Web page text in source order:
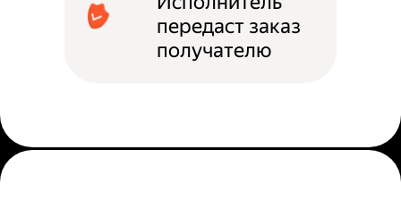
передаст заказ
получателю